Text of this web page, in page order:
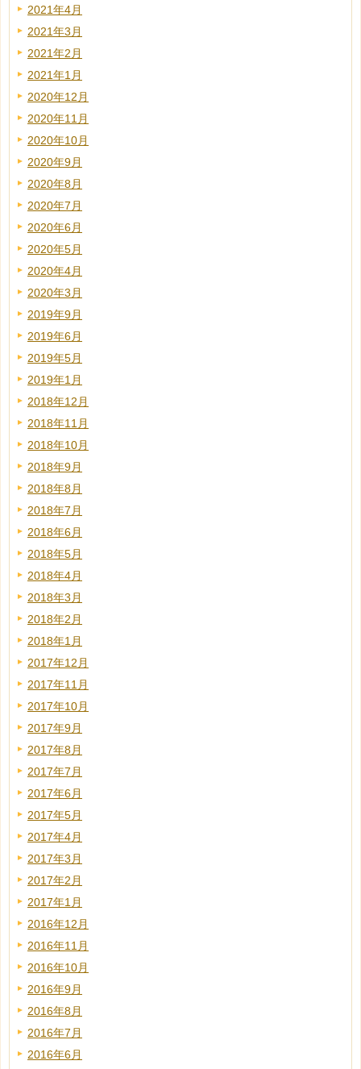
2021年4月
2021年3月
2021年2月
2021年1月
2020年12月
2020年11月
2020年10月
2020年9月
2020年8月
2020年7月
2020年6月
2020年5月
2020年4月
2020年3月
2019年9月
2019年6月
2019年5月
2019年1月
2018年12月
2018年11月
2018年10月
2018年9月
2018年8月
2018年7月
2018年6月
2018年5月
2018年4月
2018年3月
2018年2月
2018年1月
2017年12月
2017年11月
2017年10月
2017年9月
2017年8月
2017年7月
2017年6月
2017年5月
2017年4月
2017年3月
2017年2月
2017年1月
2016年12月
2016年11月
2016年10月
2016年9月
2016年8月
2016年7月
2016年6月